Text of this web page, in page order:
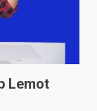
Lemot